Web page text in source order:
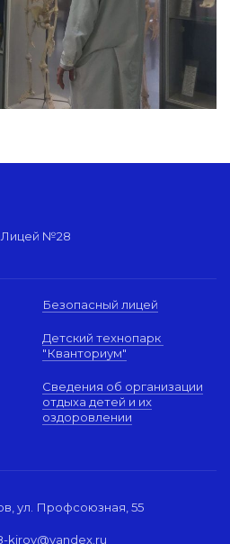
№28
Безопасный лицей
Детский технопарк
"Кванториум"
Сведения об организации
отдыха детей и их
оздоровлении
ул. Профсоюзная, 55
kirov@yandex.ru